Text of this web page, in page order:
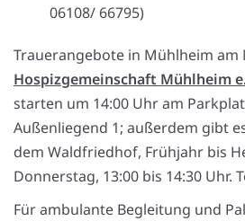
06108/ 66795)
Trauerangebote in Mühlheim am
Hospizgemeinschaft Mühlheim
starten um 14:00 Uhr am
Außenliegend 1; außerdem gibt
dem Waldfriedhof, Frühjahr bis
Donnerstag, 13:00 bis 14:30 Uhr.
Für ambulante Begleitung und